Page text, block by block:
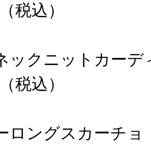
税込）
ックニットカーデ
税込）
ロングスカーチョ